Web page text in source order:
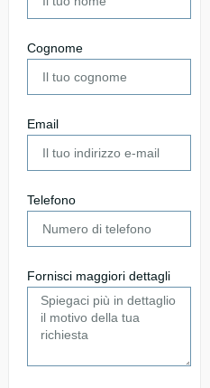
Cognome
Email
Telefono
Fornisci maggiori dettagli